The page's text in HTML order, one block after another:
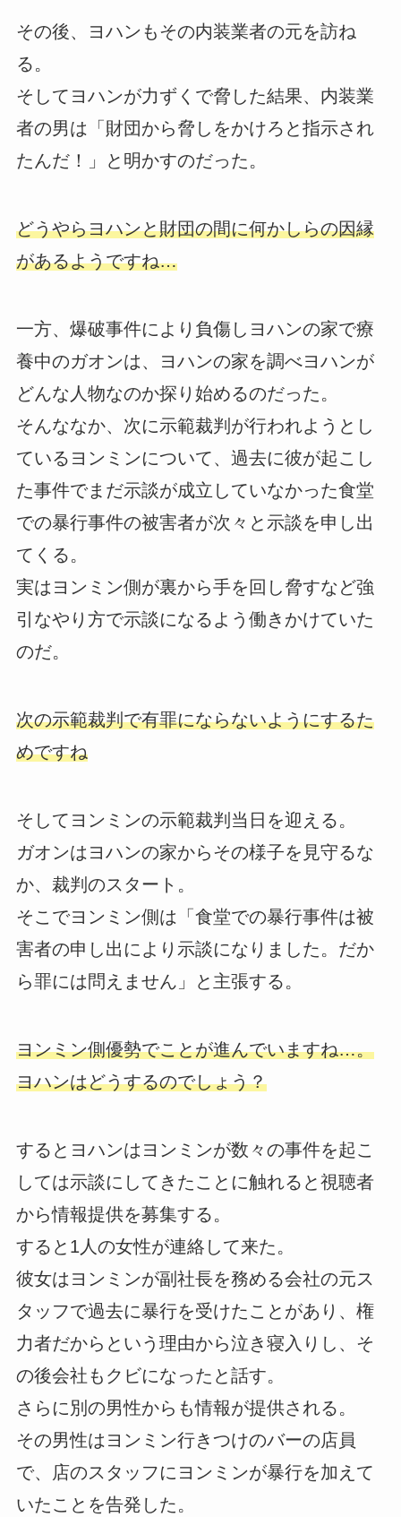
その後、ヨハンもその内装業者の元を訪ね
る。
そしてヨハンが力ずくで脅した結果、内装業
者の男は「財団から脅しをかけろと指示され
たんだ！」と明かすのだった。
どうやらヨハンと財団の間に何かしらの因縁
があるようですね…
一方、爆破事件により負傷しヨハンの家で療
養中のガオンは、ヨハンの家を調べヨハンが
どんな人物なのか探り始めるのだった。
そんななか、次に示範裁判が行われようとし
ているヨンミンについて、過去に彼が起こし
た事件でまだ示談が成立していなかった食堂
での暴行事件の被害者が次々と示談を申し出
てくる。
実はヨンミン側が裏から手を回し脅すなど強
引なやり方で示談になるよう働きかけていた
のだ。
次の示範裁判で有罪にならないようにするた
めですね
そしてヨンミンの示範裁判当日を迎える。
ガオンはヨハンの家からその様子を見守るな
か、裁判のスタート。
そこでヨンミン側は「食堂での暴行事件は被
害者の申し出により示談になりました。だか
ら罪には問えません」と主張する。
ヨンミン側優勢でことが進んでいますね…。
ヨハンはどうするのでしょう？
するとヨハンはヨンミンが数々の事件を起こ
しては示談にしてきたことに触れると視聴者
から情報提供を募集する。
すると1人の女性が連絡して来た。
彼女はヨンミンが副社長を務める会社の元ス
タッフで過去に暴行を受けたことがあり、権
力者だからという理由から泣き寝入りし、そ
の後会社もクビになったと話す。
さらに別の男性からも情報が提供される。
その男性はヨンミン行きつけのバーの店員
で、店のスタッフにヨンミンが暴行を加えて
いたことを告発した。